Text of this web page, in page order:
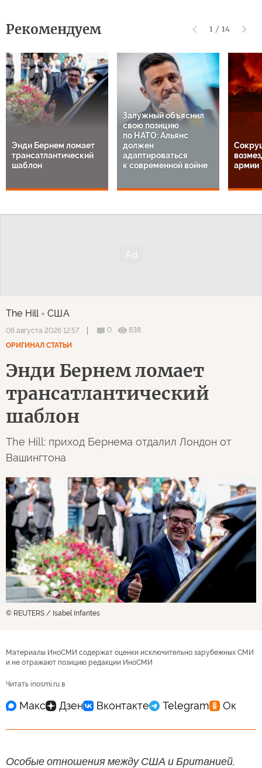
Рекомендуем 1 / 14
Энди Бернем ломает
трансатлантический
шаблон
Залужный объяснил
свою позицию
по НАТО: Альянс
должен
адаптироваться
к современной войне
армии
The Hill США
06 августа 2026 12:57 0
838
ОРИГИНАЛ СТАТЬИ
Энди Бернем ломает
трансатлантический
шаблон
The Hill: приход Бернема отдалил Лондон от
Вашингтона
© REUTERS / Isabel Infantes
Материалы ИноСМИ содержат оценки исключительно зарубежных СМИ
и не отражают позицию редакции ИноСМИ
Читать inosmi.ru в
Особые отношения между США и Британией,